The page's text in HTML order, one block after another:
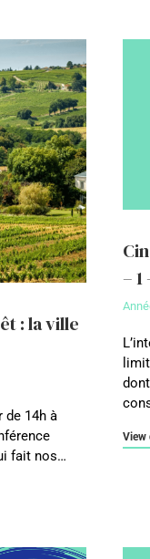
: la ville
de 14h à
fait nos…
–
View